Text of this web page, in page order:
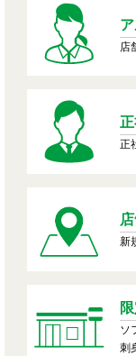
店
正
新
ソ
刺